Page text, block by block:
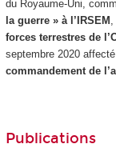
du Royaume-Uni,
la guerre » à l’IRSEM
forces terrestres de
septembre 2020
commandement de
Publications